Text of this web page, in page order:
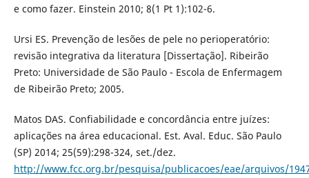
e como fazer. Einstein 2010; 8(1 Pt 1):102-6.
Ursi ES. Prevenção de lesões de pele no perioperatório:
revisão integrativa da literatura [Dissertação]. Ribeirão
Preto: Universidade de São Paulo - Escola de Enfermagem
de Ribeirão Preto; 2005.
Matos DAS. Confiabilidade e concordância entre juízes:
aplicações na área educacional. Est. Aval. Educ. São Paulo
(SP) 2014; 25(59):298-324, set./dez.
http://www.fcc.org.br/pesquisa/publicacoes/eae/arquivos/